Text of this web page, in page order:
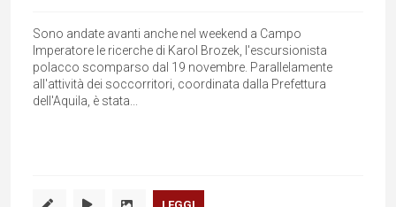
Sono andate avanti anche nel weekend a Campo
Imperatore le ricerche di Karol Brozek, l'escursionista
polacco scomparso dal 19 novembre. Parallelamente
all'attività dei soccorritori, coordinata dalla Prefettura
dell'Aquila, è stata...